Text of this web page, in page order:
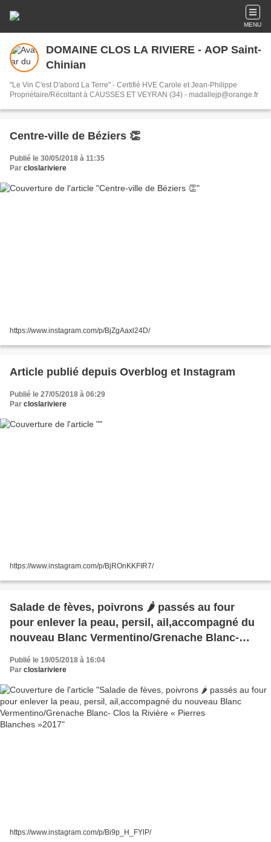
MENU
DOMAINE CLOS LA RIVIERE - AOP Saint-
Chinian
"Le Vin C'est D'abord La Terre" - Certifié HVE Carole et Jean-Philippe
Propriétaire/Récoltant à CAUSSES ET VEYRAN (34) - madallejp@orange.fr
Centre-ville de Béziers 👏
Publié le 30/05/2018 à 11:35
Par closlariviere
https://www.instagram.com/p/BjZgAaxl24D/
Article publié depuis Overblog et Instagram
Publié le 27/05/2018 à 06:29
Par closlariviere
https://www.instagram.com/p/BjROnKKFIR7/
Salade de fèves, poivrons 🌶 passés au four
pour enlever la peau, persil, ail,accompagné du
nouveau Blanc Vermentino/Grenache Blanc-
Clos la Rivière « Pierres Blanches »2017
Publié le 19/05/2018 à 16:04
Par closlariviere
https://www.instagram.com/p/Bi9p_H_FYlP/